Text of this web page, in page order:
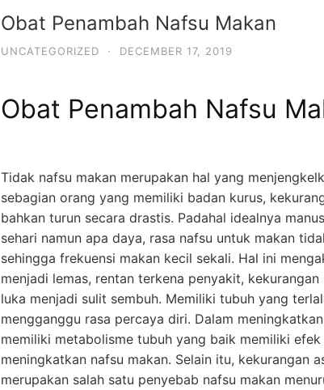
Obat Penambah Nafsu Makan
UNCATEGORIZED · DECEMBER 17, 2019
Obat Penambah Nafsu
Tidak nafsu makan merupakan hal yang
sebagian orang yang memiliki badan kurus,
bahkan turun secara drastis. Padahal idealnya
sehari namun apa daya, rasa nafsu untuk makan
sehingga frekuensi makan kecil sekali. Hal ini
menjadi lemas, rentan terkena penyakit,
luka menjadi sulit sembuh. Memiliki tubuh yang
mengganggu rasa percaya diri. Dalam
memiliki metabolisme tubuh yang baik memiliki
meningkatkan nafsu makan. Selain itu, kekurangan
merupakan salah satu penyebab nafsu makan